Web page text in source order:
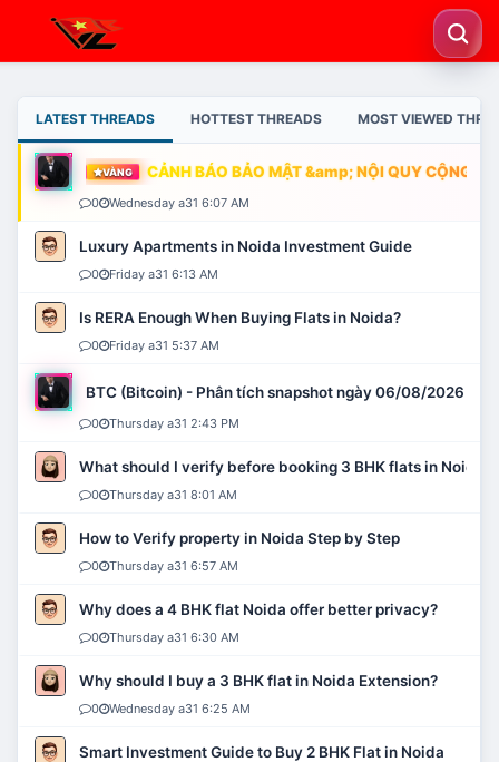
LATEST THREADS HOTTEST THREADS MOST VIEWED
VÀNG CẢNH BÁO BẢO MẬT &amp; NỘI QUY CỘNG
0 Wednesday a31 6:07 AM
Luxury Apartments in Noida Investment Guide
0 Friday a31 6:13 AM
Is RERA Enough When Buying Flats in Noida?
0 Friday a31 5:37 AM
BTC (Bitcoin) - Phân tích snapshot ngày 06/08/2026
0 Thursday a31 2:43 PM
What should I verify before booking 3 BHK flats in Noida?
0 Thursday a31 8:01 AM
How to Verify property in Noida Step by Step
0 Thursday a31 6:57 AM
Why does a 4 BHK flat Noida offer better privacy?
0 Thursday a31 6:30 AM
Why should I buy a 3 BHK flat in Noida Extension?
0 Wednesday a31 6:25 AM
Smart Investment Guide to Buy 2 BHK Flat in Noida